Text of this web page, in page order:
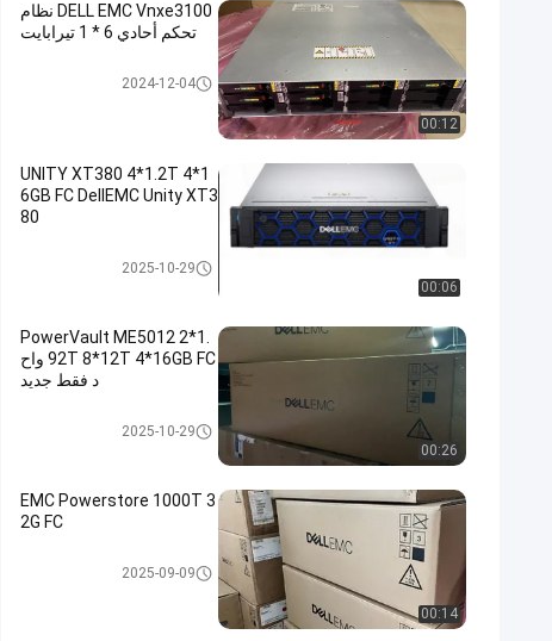
00:12
DELL EMC Vnxe3100 نظام
تحكم أحادي 6 * 1 تيرابايت
تخزين DELL EMC VNX
2024-12-04
00:06
UNITY XT380 4*1.2T 4*1
6GB FC DellEMC Unity XT3
80
وحدة تخزين DELL EMC Unity
2025-10-29
00:26
PowerVault ME5012 2*1.
92T 8*12T 4*16GB FC واح
د فقط جديد
وحدة تخزين DELL EMC Unity
2025-10-29
00:14
EMC Powerstore 1000T 3
2G FC
وحدة تخزين DELL EMC Unity
2025-09-09